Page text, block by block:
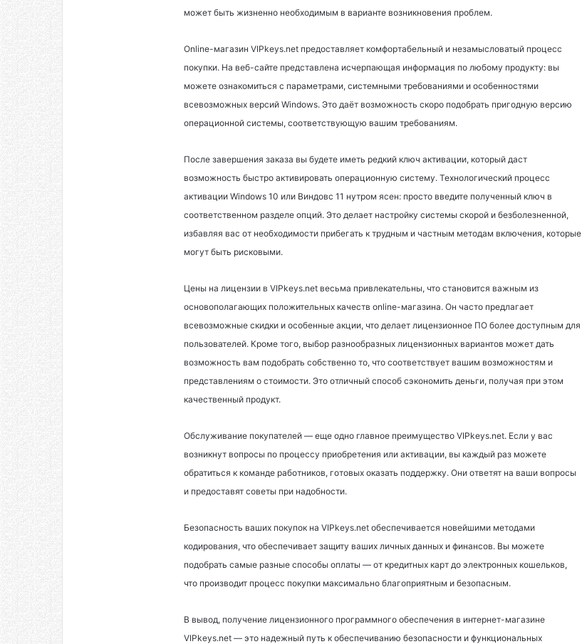
может быть жизненно необходимым в варианте возникновения проблем.
Online-магазин VIPkeys.net предоставляет комфортабельный и незамысловатый процесс
покупки. На веб-сайте представлена исчерпающая информация по любому продукту: вы
можете ознакомиться с параметрами, системными требованиями и особенностями
всевозможных версий Windows. Это даёт возможность скоро подобрать пригодную версию
операционной системы, соответствующую вашим требованиям.
После завершения заказа вы будете иметь редкий ключ активации, который даст
возможность быстро активировать операционную систему. Технологический процесс
активации Windows 10 или Виндовс 11 нутром ясен: просто введите полученный ключ в
соответственном разделе опций. Это делает настройку системы скорой и безболезненной,
избавляя вас от необходимости прибегать к трудным и частным методам включения, которые
могут быть рисковыми.
Цены на лицензии в VIPkeys.net весьма привлекательны, что становится важным из
основополагающих положительных качеств online-магазина. Он часто предлагает
всевозможные скидки и особенные акции, что делает лицензионное ПО более доступным для
пользователей. Кроме того, выбор разнообразных лицензионных вариантов может дать
возможность вам подобрать собственно то, что соответствует вашим возможностям и
представлениям о стоимости. Это отличный способ сэкономить деньги, получая при этом
качественный продукт.
Обслуживание покупателей — еще одно главное преимущество VIPkeys.net. Если у вас
возникнут вопросы по процессу приобретения или активации, вы каждый раз можете
обратиться к команде работников, готовых оказать поддержку. Они ответят на ваши вопросы
и предоставят советы при надобности.
Безопасность ваших покупок на VIPkeys.net обеспечивается новейшими методами
кодирования, что обеспечивает защиту ваших личных данных и финансов. Вы можете
подобрать самые разные способы оплаты — от кредитных карт до электронных кошельков,
что производит процесс покупки максимально благоприятным и безопасным.
В вывод, получение лицензионного программного обеспечения в интернет-магазине
VIPkeys.net — это надежный путь к обеспечиванию безопасности и функциональных